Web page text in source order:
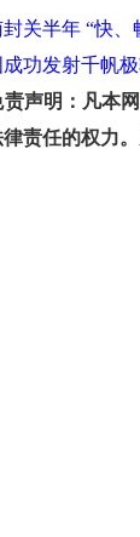
关半年 “快、
功发射千帆
明：凡本网
责任的权力